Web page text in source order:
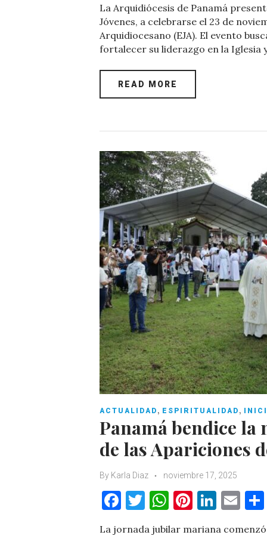
c
e
b
o
o
it
te
r
at
s
A
p
p
er
es
t
k
e
dI
ai
l
La Arquidiócesis de Panamá
Jóvenes, a celebrarse el 23 de
Arquidiocesano (EJA). El evento
fortalecer su liderazgo en la Iglesia
READ MORE
ACTUALIDAD , ESPIRITUALIDAD ,
Panamá bendice la
de las Apariciones
By Karla Diaz noviembre 17, 2025
F T
w
W
h
Pi
nt
Li E
o
La jornada jubilar mariana